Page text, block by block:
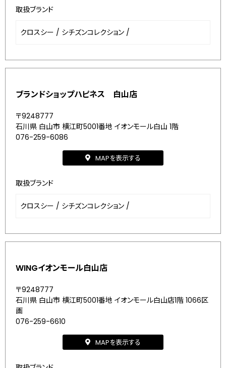
取扱ブランド
クロスシー / シチズンコレクション /
ブランドショップハピネス 白山店
〒9248777
石川県 白山市 横江町5001番地 イオンモール白山 1階
076-259-6086
MAPを表示する
取扱ブランド
クロスシー / シチズンコレクション /
WINGイオンモール白山店
〒9248777
石川県 白山市 横江町5001番地 イオンモール白山店1階 1066区
画
076-259-6610
MAPを表示する